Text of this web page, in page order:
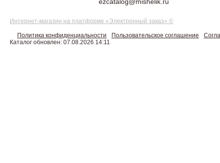
Интернет-магазин на платформе «Электронный заказ» ©
Политика конфиденциальности Пользовательское соглашение
Каталог обновлен: 07.08.2026 14:11